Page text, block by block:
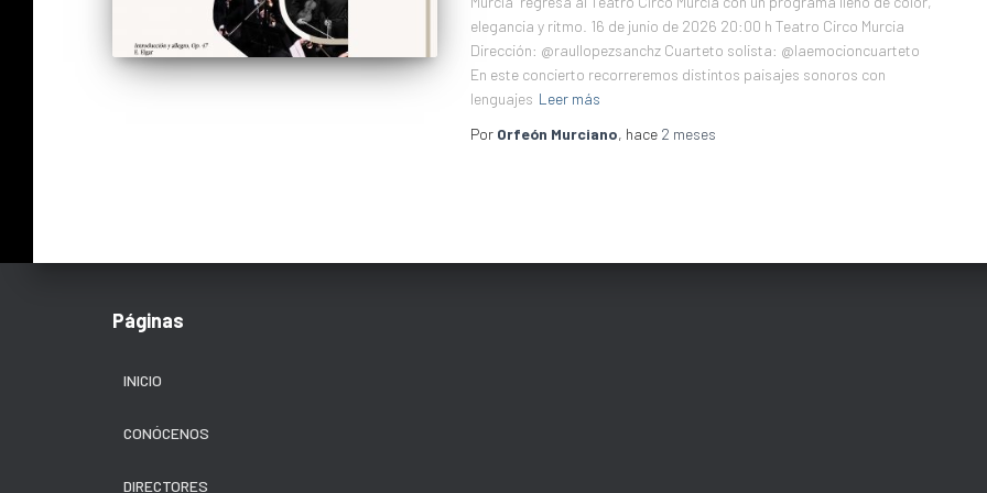
elegancia y ritmo. 16 de junio de 2026 20:00 h Teatro Circo Murcia
Dirección: @raullopezsanchz Cuarteto solista: @laemocioncuarteto
En este concierto recorreremos distintos paisajes sonoros con
lenguajes Leer más
Por Orfeón Murciano, hace 2 meses
Páginas
INICIO
CONÓCENOS
DIRECTORES